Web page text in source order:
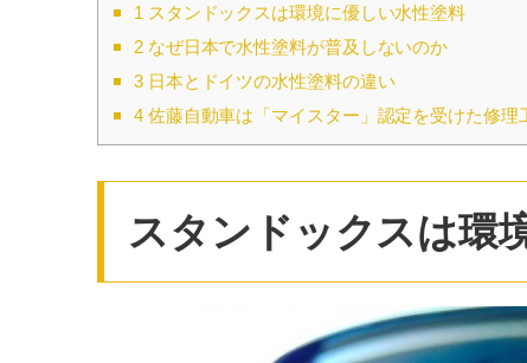
1 スタンドックスは環境に優しい水性塗料
2なぜ日本で水性塗料が普及しないのか
3日本とドイツの水性塗料の違い
4佐藤自動車は「マイスター」認定を受けた修理
スタンドックスは環